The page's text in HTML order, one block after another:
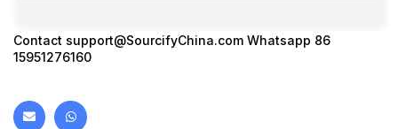
Contact support@SourcifyChina.com Whatsapp 86
15951276160